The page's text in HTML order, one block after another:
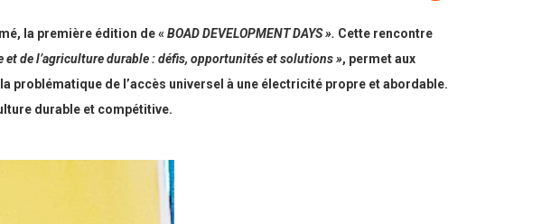
la première édition de «BOADDEVELOPMENT DAYS ». Cette rencontre
de l’agriculture durable : défis, opportunités et solutions », permet aux
problématique de l’accès universel à une électricité propre et abordable.
durable et compétitive.